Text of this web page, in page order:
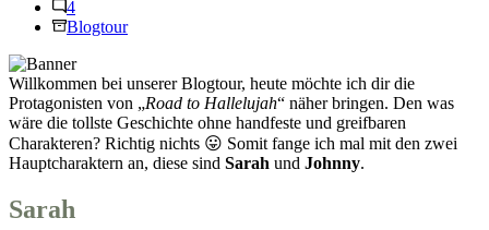
4
Blogtour
Willkommen bei unserer Blogtour, heute möchte ich dir die
Protagonisten von „Road to Hallelujah“ näher bringen. Den was
wäre die tollste Geschichte ohne handfeste und greifbaren
Charakteren? Richtig nichts 😛 Somit fange ich mal mit den zwei
Hauptcharaktern an, diese sind Sarah und Johnny.
Sarah